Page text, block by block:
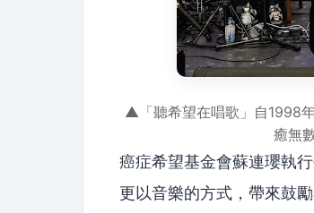
▲「聽希望在唱歌」自1998
癒無
癌症希望基金會蘇連瓔執
更以音樂的方式，帶來鼓